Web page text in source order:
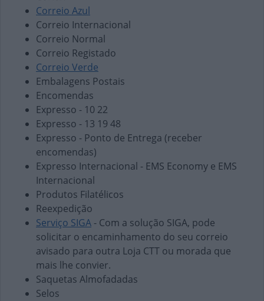
Correio Azul
Correio Internacional
Correio Normal
Correio Registado
Correio Verde
Embalagens Postais
Encomendas
Expresso - 10 22
Expresso - 13 19 48
Expresso - Ponto de Entrega (receber
encomendas)
Expresso Internacional - EMS Economy e EMS
Internacional
Produtos Filatélicos
Reexpedição
Serviço SIGA - Com a solução SIGA, pode
solicitar o encaminhamento do seu correio
avisado para outra Loja CTT ou morada que
mais lhe convier.
Saquetas Almofadadas
Selos